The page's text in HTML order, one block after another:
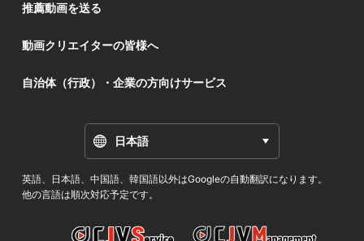
推薦動画を送る
動画クリエイターの皆様へ
自治体（行政）・企業の方向けサービス
日本語
英語、日本語、中国語、韓国語以外はGoogleの自動翻訳になります。
他の言語は順次対応予定です。